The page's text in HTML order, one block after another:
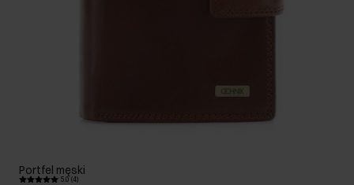
Portfel męski
5.0 (4)